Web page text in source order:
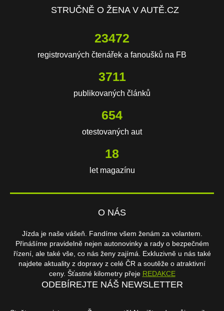
STRUČNĚ O ŽENA V AUTĚ.CZ
23472
registrovaných čtenářek a fanoušků na FB
3711
publikovaných článků
654
otestovaných aut
18
let magazínu
O NÁS
Jízda je naše vášeň. Fandíme všem ženám za volantem.
Přinášíme pravidelně nejen autonovinky a rady o bezpečném
řízení, ale také vše, co nás ženy zajímá. Exkluzivně u nás také
najdete aktuality z dopravy z celé ČR a soutěže o atraktivní
ceny. Šťastné kilometry přeje REDAKCE
ODEBÍREJTE NÁŠ NEWSLETTER